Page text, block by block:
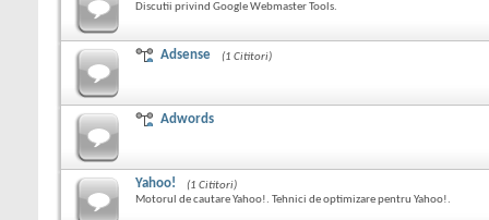
Discutii privind Google Webmaster Tools.
Adsense (1 Cititori)
Adwords
Yahoo!
(1 Cititori)
Motorul de cautare Yahoo!. Tehnici de optimizare pentru Yahoo!.